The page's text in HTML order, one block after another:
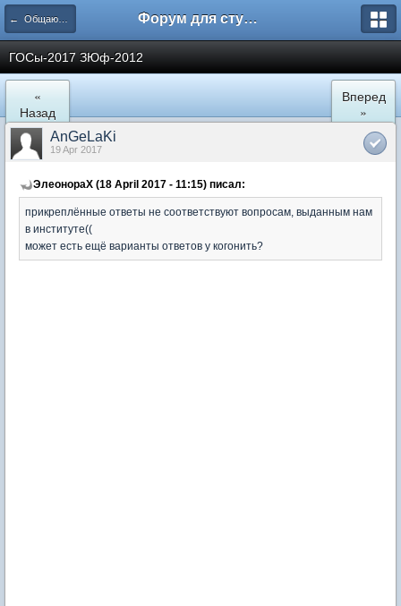
← Общаются юристы Форум для студента СГА
ГОСы-2017 ЗЮф-2012
«
Назад
Вперед
»
AnGeLaKi
19 Apr 2017
ЭлеонораХ (18 April 2017 - 11:15) писал:
прикреплённые ответы не соответствуют вопросам, выданным нам
в институте((
может есть ещё варианты ответов у когонить?